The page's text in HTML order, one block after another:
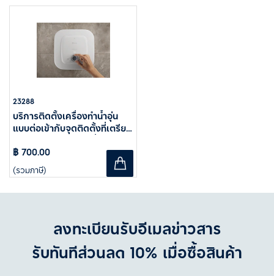
23288
บริการติดตั้งเครื่องทำน้ำอุ่น
แบบต่อเข้ากับจุดติดตั้งที่เตรียม
(Plug-In)
฿ 700.00
(รวมภาษี)
ลงทะเบียนรับอีเมลข่าวสาร
รับทันทีส่วนลด 10% เมื่อซื้อสินค้า